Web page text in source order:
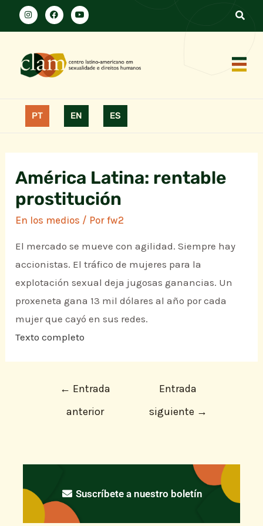
PT EN ES
América Latina: rentable
prostitución
En los medios / Porfw2
El mercado se mueve con agilidad. Siempre hay
accionistas. El tráfico de mujeres para la
explotación sexual deja jugosas ganancias. Un
proxeneta gana 13 mil dólares al año por cada
mujer que cayó en sus redes.
Texto completo
← Entrada
anterior
Entrada
siguiente →
Suscríbete a nuestro boletín